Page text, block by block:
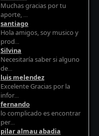
Muchas gracias por tu
aporte, ...
santiago
Hola amigos, soy musico y
prod...
Silvina
Necesitaría saber si alguno
de...
luis melendez
Excelente Gracias por la
infor...
fernando
lo complicado es encontrar
per...
pilar almau abadia